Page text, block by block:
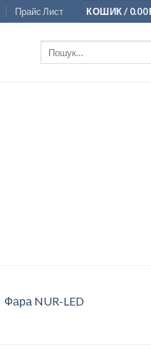
Прайс Лист КОШИК / 0.00
Фара NUR-LED